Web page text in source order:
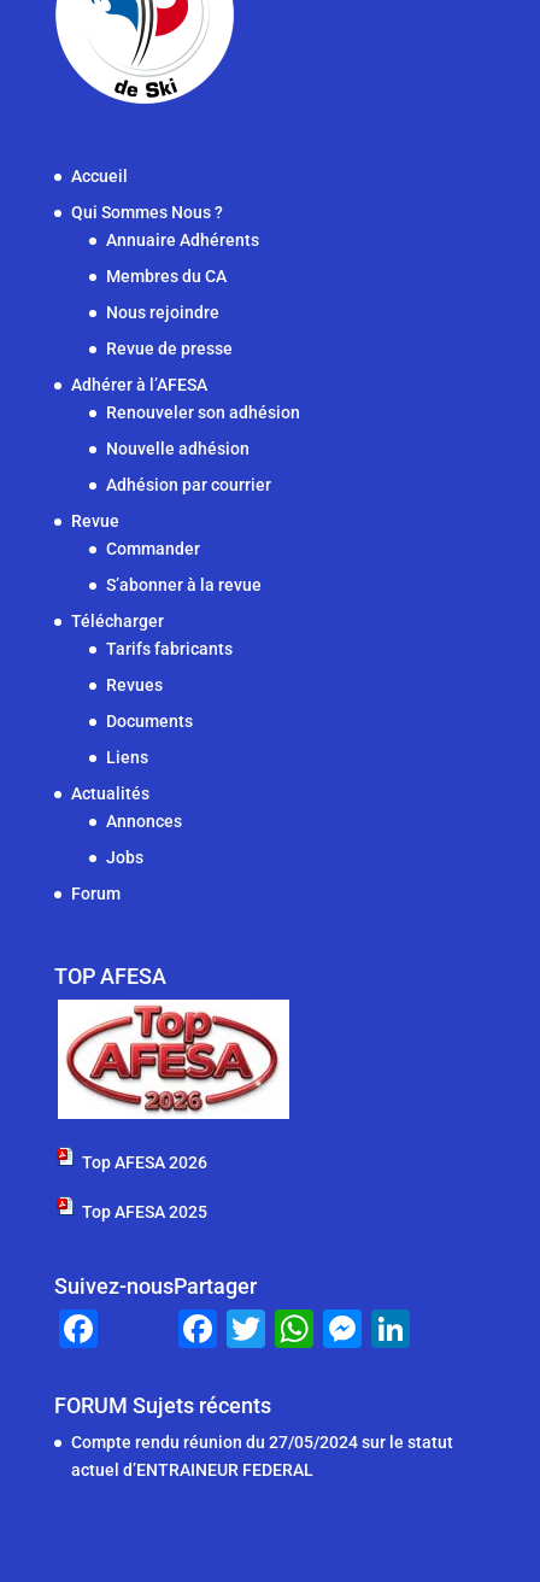
Accueil
Qui Sommes Nous ?
Annuaire Adhérents
Membres du CA
Nous rejoindre
Revue de presse
Adhérer à l’AFESA
Renouveler son adhésion
Nouvelle adhésion
Adhésion par courrier
Revue
Commander
S’abonner à la revue
Télécharger
Tarifs fabricants
Revues
Documents
Liens
Actualités
Annonces
Jobs
Forum
TOP AFESA
Top AFESA 2026
Top AFESA 2025
Suivez-nous
c
e
b
Partager
F
c
e
b
T
tt
er
W
s
A
M
e
e
FORUM Sujets récents
Compte rendu réunion du 27/05/2024 sur le statut
actuel d’ENTRAINEUR FEDERAL